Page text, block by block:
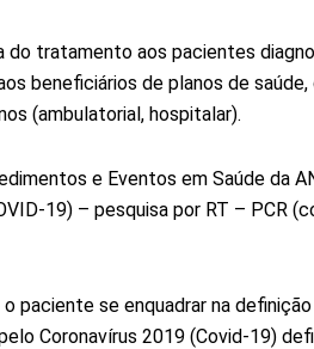
do tratamento aos pacientes
beneficiários de planos de
(ambulatorial, hospitalar).
e Eventos em Saúde da
19) – pesquisa por RT – PCR
paciente se enquadrar na
Coronavírus 2019 (Covid-19)